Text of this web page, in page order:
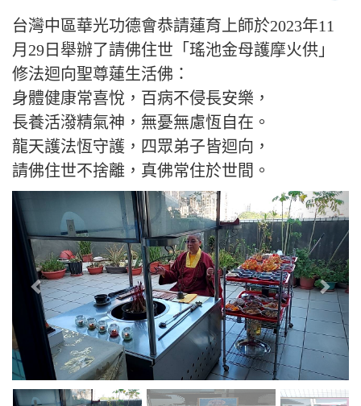
台灣中區華光功德會恭請蓮育上師於2023年11
月29日舉辦了請佛住世「瑤池金母護摩火供」
修法迴向聖尊蓮生活佛：
身體健康常喜悅，百病不侵長安樂，
長養活潑精氣神，無憂無慮恆自在。
龍天護法恆守護，四眾弟子皆迴向，
請佛住世不捨離，真佛常住於世間。